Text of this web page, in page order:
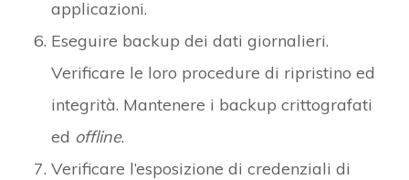
applicazioni.
Eseguire backup dei dati giornalieri.
Verificare le loro procedure di ripristino ed
integrità. Mantenere i backup crittografati
ed offline.
Verificare l’esposizione di credenziali di